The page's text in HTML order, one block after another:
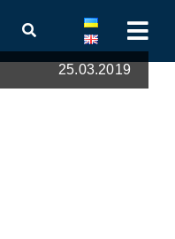
25.03.2019